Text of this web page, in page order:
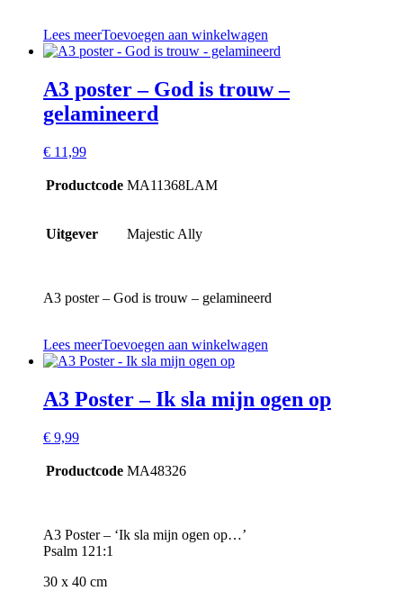
Lees meerToevoegen aan winkelwagen
A3 poster – God is trouw –
gelamineerd
€ 11,99
Productcode MA11368LAM
Uitgever Majestic Ally
A3 poster – God is trouw – gelamineerd
Lees meerToevoegen aan winkelwagen
A3 Poster – Ik sla mijn ogen op
€ 9,99
Productcode MA48326
A3 Poster – ‘Ik sla mijn ogen op…’
Psalm 121:1
30 x 40 cm